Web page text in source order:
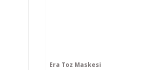
Era Toz Maskesi